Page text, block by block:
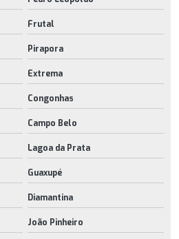
Frutal
Pirapora
Extrema
Congonhas
Campo Belo
Lagoa da Prata
Guaxupé
Diamantina
João Pinheiro